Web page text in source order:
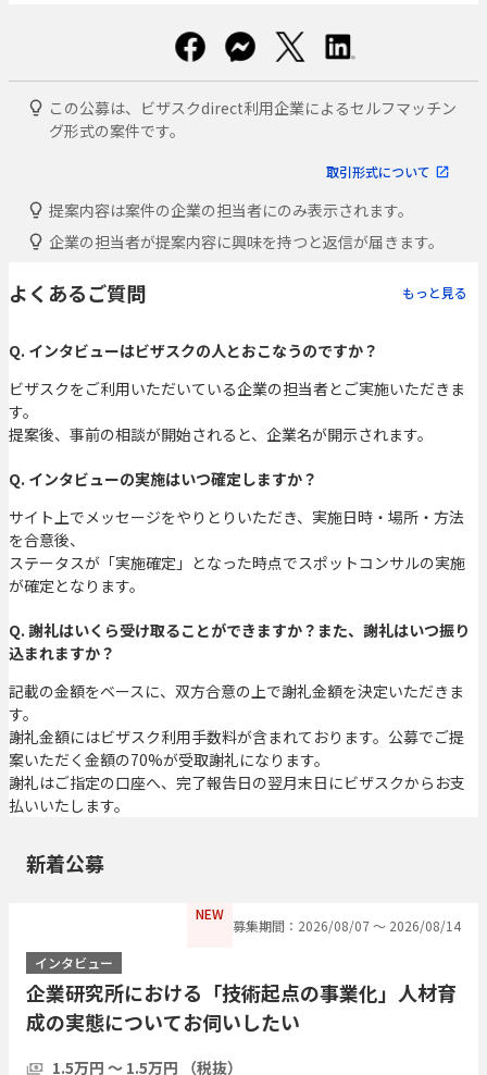
この公募は、ビザスクdirect利用企業によるセルフマッチン
グ形式の案件です。
取引形式について
提案内容は案件の企業の担当者にのみ表示されます。
企業の担当者が提案内容に興味を持つと返信が届きます。
よくあるご質問 もっと見る
Q. インタビューはビザスクの人とおこなうのですか？
ビザスクをご利用いただいている企業の担当者とご実施いただきま
す。
提案後、事前の相談が開始されると、企業名が開示されます。
Q. インタビューの実施はいつ確定しますか？
サイト上でメッセージをやりとりいただき、実施日時・場所・方法
を合意後、
ステータスが「実施確定」となった時点でスポットコンサルの実施
が確定となります。
Q. 謝礼はいくら受け取ることができますか？また、謝礼はいつ振り
込まれますか？
記載の金額をベースに、双方合意の上で謝礼金額を決定いただきま
す。
謝礼金額にはビザスク利用手数料が含まれております。公募でご提
案いただく金額の70%が受取謝礼になります。
謝礼はご指定の口座へ、完了報告日の翌月末日にビザスクからお支
払いいたします。
新着公募
NEW
募集期間：2026/08/07 〜 2026/08/14
インタビュー
企業研究所における「技術起点の事業化」人材育
成の実態についてお伺いしたい
1.5万円 〜 1.5万円 （税抜）